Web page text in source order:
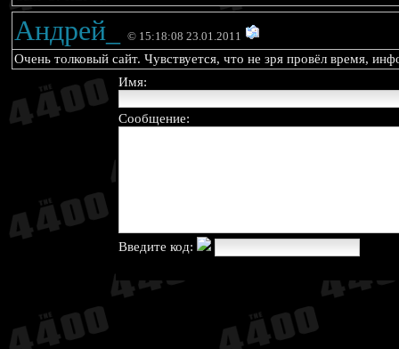
Андрей_ © 15:18:08 23.01.2011
Очень толковый сайт. Чувствуется, что не зря провёл время,
Имя:
Сообщение:
Введите код: